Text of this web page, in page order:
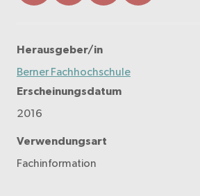
Herausgeber/in
Berner Fachhochschule
Erscheinungsdatum
2016
Verwendungsart
Fachinformation